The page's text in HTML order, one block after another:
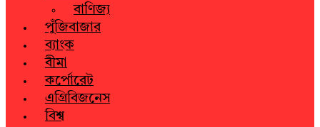
বাণিজ্য
পুঁজিবাজার
ব্যাংক
বীমা
কর্পোরেট
এগ্রিবিজনেস
বিশ্ব